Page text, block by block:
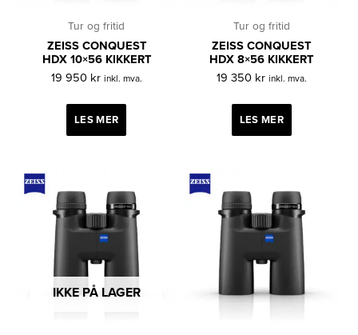
Tur og fritid
ZEISS CONQUEST
HDX 10×56 KIKKERT
19 950 kr inkl. mva.
LES MER
Tur og fritid
ZEISS CONQUEST
HDX 8×56 KIKKERT
19 350 kr inkl. mva.
LES MER
IKKE PÅ LAGER